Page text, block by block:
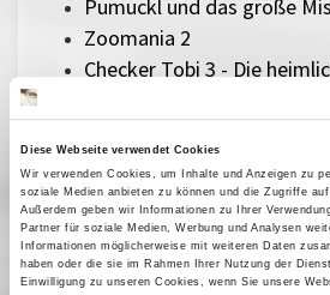
Diese Webseite verwendet Cookies
Wir verwenden Cookies, um Inhalte und Anzeigen zu
soziale Medien anbieten zu können und die Zugriffe
Außerdem geben wir Informationen zu Ihrer
Partner für soziale Medien, Werbung und Analysen
Informationen möglicherweise mit weiteren Daten
haben oder die sie im Rahmen Ihrer Nutzung der
Einwilligung zu unseren Cookies, wenn Sie unsere
Pumuckl und das große
Zoomania 2
Checker Tobi 3 - Die
Die Schneekönigin
Bibi Blocksberg - Das
Der geheime Garten
Rico, Oskar und die
Das singende, klingende
Kurzfilme für Kleine -